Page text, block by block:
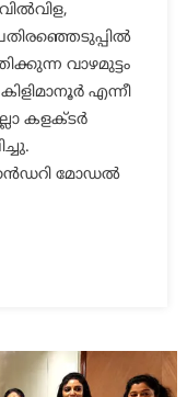
വാഴമുട്ടം
എന്നീ
കളക്ടര്‍
മോഡല്‍